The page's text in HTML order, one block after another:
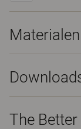
Materialen
The